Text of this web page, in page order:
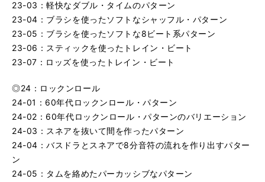
23-03：軽快なダブル・タイムのパターン
23-04：ブラシを使ったソフトなシャッフル・パターン
23-05：ブラシを使ったソフトな8ビート系パターン
23-06：スティックを使ったトレイン・ビート
23-07：ロッズを使ったトレイン・ビート
◎24：ロックンロール
24-01：60年代ロックンロール・パターン
24-02：60年代ロックンロール・パターンのバリエーション
24-03：スネアを抜いて間を作ったパターン
24-04：バスドラとスネアで8分音符の流れを作り出すパター
ン
24-05：タムを絡めたパーカッシブなパターン